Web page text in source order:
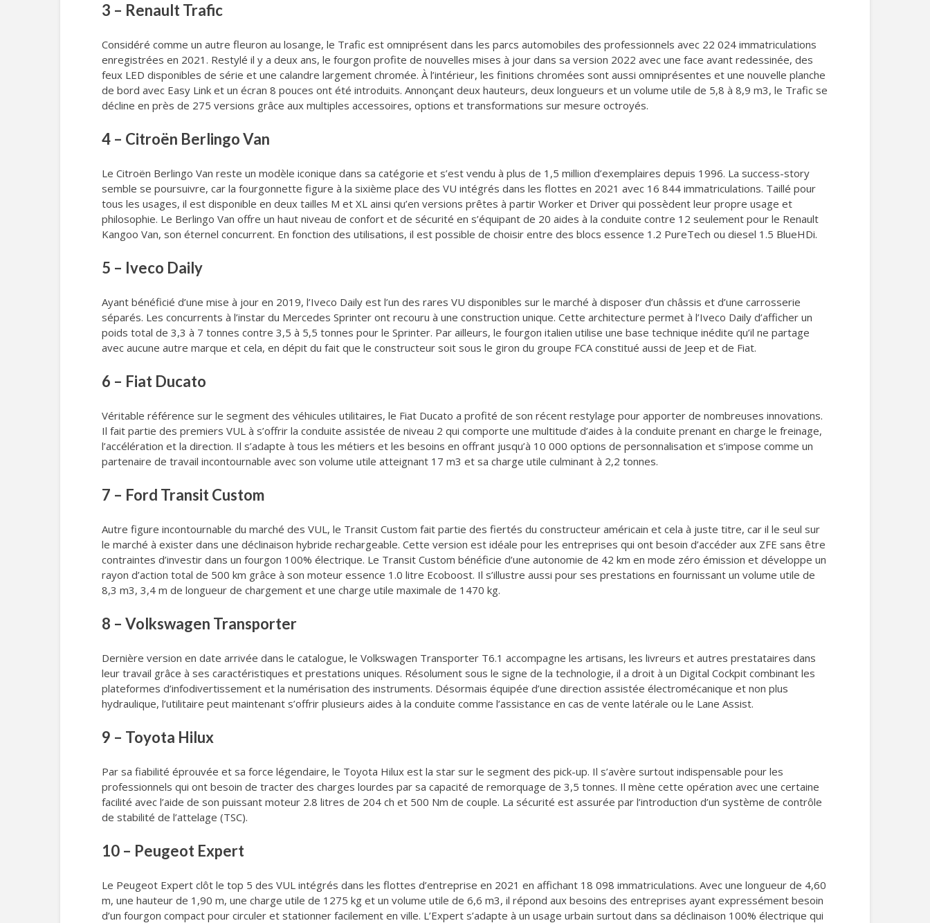
3 – Renault Trafic
Considéré comme un autre fleuron au losange, le Trafic est omniprésent dans les parcs automobiles des professionnels avec 22 024 immatriculations
enregistrées en 2021. Restylé il y a deux ans, le fourgon profite de nouvelles mises à jour dans sa version 2022 avec une face avant redessinée, des
feux LED disponibles de série et une calandre largement chromée. À l’intérieur, les finitions chromées sont aussi omniprésentes et une nouvelle planche
de bord avec Easy Link et un écran 8 pouces ont été introduits. Annonçant deux hauteurs, deux longueurs et un volume utile de 5,8 à 8,9 m3, le Trafic se
décline en près de 275 versions grâce aux multiples accessoires, options et transformations sur mesure octroyés.
4 – Citroën Berlingo Van
Le Citroën Berlingo Van reste un modèle iconique dans sa catégorie et s’est vendu à plus de 1,5 million d’exemplaires depuis 1996. La success-story
semble se poursuivre, car la fourgonnette figure à la sixième place des VU intégrés dans les flottes en 2021 avec 16 844 immatriculations. Taillé pour
tous les usages, il est disponible en deux tailles M et XL ainsi qu’en versions prêtes à partir Worker et Driver qui possèdent leur propre usage et
philosophie. Le Berlingo Van offre un haut niveau de confort et de sécurité en s’équipant de 20 aides à la conduite contre 12 seulement pour le Renault
Kangoo Van, son éternel concurrent. En fonction des utilisations, il est possible de choisir entre des blocs essence 1.2 PureTech ou diesel 1.5 BlueHDi.
5 – Iveco Daily
Ayant bénéficié d’une mise à jour en 2019, l’Iveco Daily est l’un des rares VU disponibles sur le marché à disposer d’un châssis et d’une carrosserie
séparés. Les concurrents à l’instar du Mercedes Sprinter ont recouru à une construction unique. Cette architecture permet à l’Iveco Daily d’afficher un
poids total de 3,3 à 7 tonnes contre 3,5 à 5,5 tonnes pour le Sprinter. Par ailleurs, le fourgon italien utilise une base technique inédite qu’il ne partage
avec aucune autre marque et cela, en dépit du fait que le constructeur soit sous le giron du groupe FCA constitué aussi de Jeep et de Fiat.
6 – Fiat Ducato
Véritable référence sur le segment des véhicules utilitaires, le Fiat Ducato a profité de son récent restylage pour apporter de nombreuses innovations.
Il fait partie des premiers VUL à s’offrir la conduite assistée de niveau 2 qui comporte une multitude d’aides à la conduite prenant en charge le freinage,
l’accélération et la direction. Il s’adapte à tous les métiers et les besoins en offrant jusqu’à 10 000 options de personnalisation et s’impose comme un
partenaire de travail incontournable avec son volume utile atteignant 17 m3 et sa charge utile culminant à 2,2 tonnes.
7 – Ford Transit Custom
Autre figure incontournable du marché des VUL, le Transit Custom fait partie des fiertés du constructeur américain et cela à juste titre, car il le seul sur
le marché à exister dans une déclinaison hybride rechargeable. Cette version est idéale pour les entreprises qui ont besoin d’accéder aux ZFE sans être
contraintes d’investir dans un fourgon 100% électrique. Le Transit Custom bénéficie d’une autonomie de 42 km en mode zéro émission et développe un
rayon d’action total de 500 km grâce à son moteur essence 1.0 litre Ecoboost. Il s’illustre aussi pour ses prestations en fournissant un volume utile de
8,3 m3, 3,4 m de longueur de chargement et une charge utile maximale de 1470 kg.
8 – Volkswagen Transporter
Dernière version en date arrivée dans le catalogue, le Volkswagen Transporter T6.1 accompagne les artisans, les livreurs et autres prestataires dans
leur travail grâce à ses caractéristiques et prestations uniques. Résolument sous le signe de la technologie, il a droit à un Digital Cockpit combinant les
plateformes d’infodivertissement et la numérisation des instruments. Désormais équipée d’une direction assistée électromécanique et non plus
hydraulique, l’utilitaire peut maintenant s’offrir plusieurs aides à la conduite comme l’assistance en cas de vente latérale ou le Lane Assist.
9 – Toyota Hilux
Par sa fiabilité éprouvée et sa force légendaire, le Toyota Hilux est la star sur le segment des pick-up. Il s’avère surtout indispensable pour les
professionnels qui ont besoin de tracter des charges lourdes par sa capacité de remorquage de 3,5 tonnes. Il mène cette opération avec une certaine
facilité avec l’aide de son puissant moteur 2.8 litres de 204 ch et 500 Nm de couple. La sécurité est assurée par l’introduction d’un système de contrôle
de stabilité de l’attelage (TSC).
10 – Peugeot Expert
Le Peugeot Expert clôt le top 5 des VUL intégrés dans les flottes d’entreprise en 2021 en affichant 18 098 immatriculations. Avec une longueur de 4,60
m, une hauteur de 1,90 m, une charge utile de 1275 kg et un volume utile de 6,6 m3, il répond aux besoins des entreprises ayant expressément besoin
d’un fourgon compact pour circuler et stationner facilement en ville. L’Expert s’adapte à un usage urbain surtout dans sa déclinaison 100% électrique qui